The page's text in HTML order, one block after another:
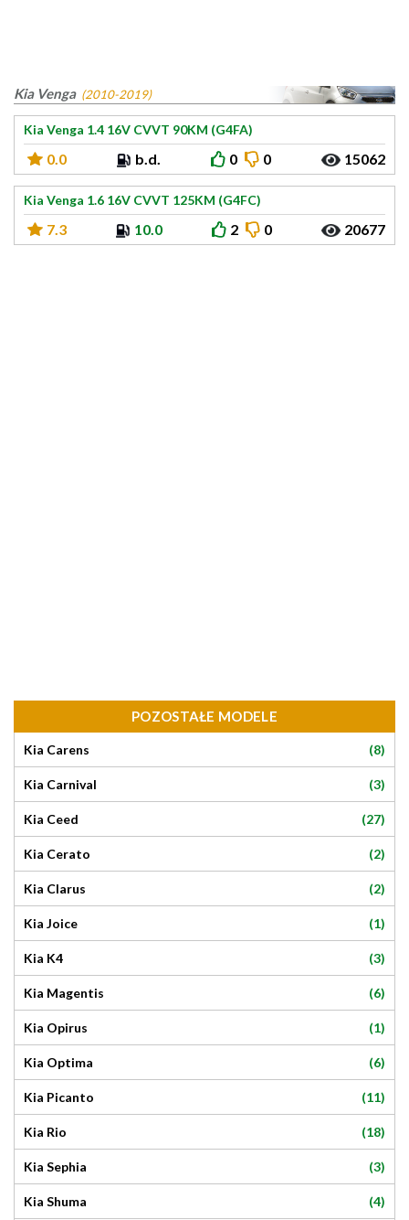
Kia Venga (2010-2019)
Kia Venga 1.4 16V CVVT 90KM (G4FA)
0.0 b.d. 0 0 15062
Kia Venga 1.6 16V CVVT 125KM (G4FC)
7.3 10.0 2 0 20677
POZOSTAŁE MODELE
Kia Carens (8)
Kia Carnival (3)
Kia Ceed (27)
Kia Cerato (2)
Kia Clarus (2)
Kia Joice (1)
Kia K4 (3)
Kia Magentis (6)
Kia Opirus (1)
Kia Optima (6)
Kia Picanto (11)
Kia Rio (18)
Kia Sephia (3)
Kia Shuma (4)